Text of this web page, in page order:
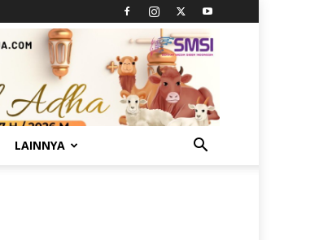
LAINNYA